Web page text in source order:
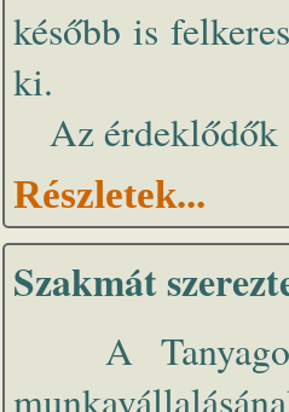
később is
ki.
Az érdeklődők
Részletek...
Szakmát
A